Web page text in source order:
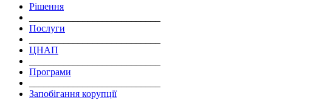
Рішення
Послуги
ЦНАП
Програми
Запобігання корупції